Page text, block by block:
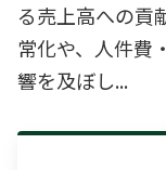
る売上高への貢
常化や、人件費
響を及ぼし...